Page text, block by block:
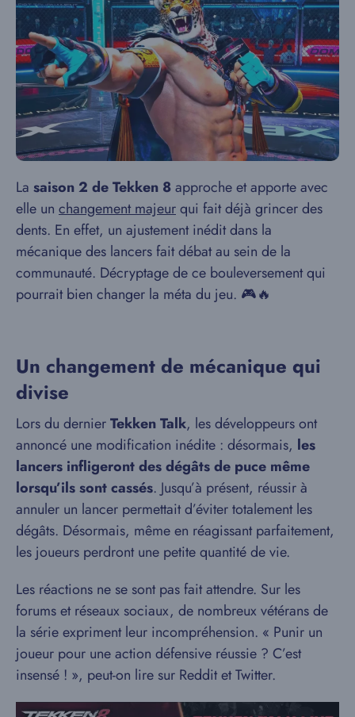
La saison 2 de Tekken 8approche et apporte avec
elle un changement majeurqui fait déjà grincer des
dents. En effet, un ajustement inédit dans la
mécanique des lancers fait débat au sein de la
communauté. Décryptage de ce bouleversement qui
pourrait bien changer la méta du jeu. 🎮🔥
Un changement de mécanique qui
divise
Lors du dernierTekken Talk, les développeurs ont
annoncé une modification inédite : désormais, les
lancers infligeront des dégâts de puce même
lorsqu’ils sont cassés. Jusqu’à présent, réussir à
annuler un lancer permettait d’éviter totalement les
dégâts. Désormais, même en réagissant parfaitement,
les joueurs perdront une petite quantité de vie.
Les réactions ne se sont pas fait attendre. Sur les
forums et réseaux sociaux, de nombreux vétérans de
la série expriment leur incompréhension. « Punir un
joueur pour une action défensive réussie ? C’est
insensé ! », peut-on lire sur Reddit et Twitter.